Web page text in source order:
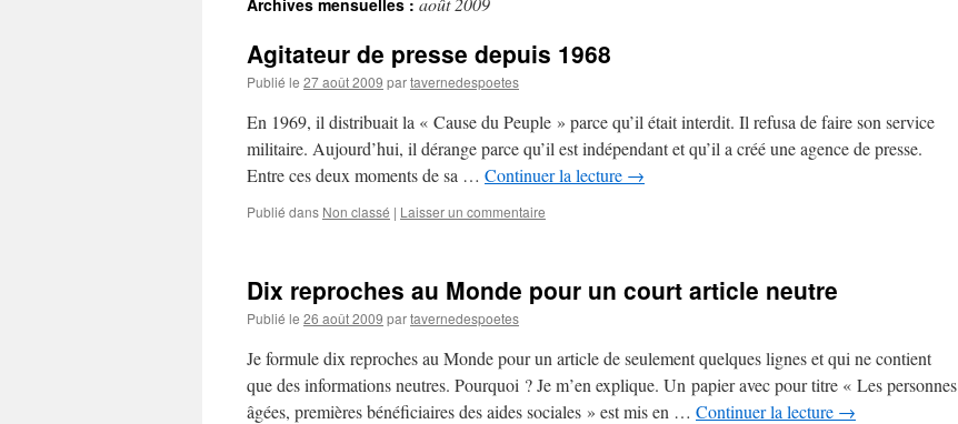
contenu
Archives mensuelles :
Agitateur de presse depuis 1968
Publié le 27 août 2009 partavernedespoetes
En 1969, il distribuait la « Cause du Peuple » parce qu’il était interdit. Il refusa de faire son service
militaire. Aujourd’hui, il dérange parce qu’il est indépendant et qu’il a créé une agence de presse.
Entre ces deux moments de sa … Continuer la lecture →
Publié dans Non classé | Laisser un commentaire
Dix reproches au Monde pour un court article neutre
Publié le 26 août 2009 partavernedespoetes
Je formule dix reproches au Monde pour un article de seulement quelques lignes et qui ne contient
que des informations neutres. Pourquoi ? Je m’en explique. Un papier avec pour titre « Les personnes
âgées, premières bénéficiaires des aides sociales » est mis en … Continuer la lecture →